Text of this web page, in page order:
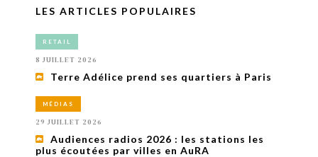
LES ARTICLES POPULAIRES
RETAIL
8 JUILLET 2026
Terre Adélice prend ses quartiers à Paris
MÉDIAS
29 JUILLET 2026
Audiences radios 2026 : les stations les
plus écoutées par villes en AuRA